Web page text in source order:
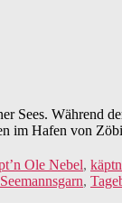
Sees. Während
im Hafen von
Ole Nebel,
Seemannsgarn,